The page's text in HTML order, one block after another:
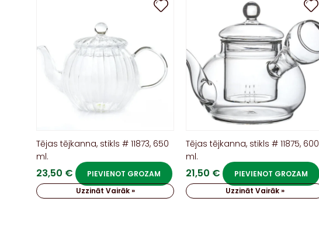
Tējas tējkanna, stikls # 11873, 650
ml.
23,50 €
PIEVIENOT GROZAM
Uzzināt Vairāk »
Tējas tējkanna, stikls # 11875, 600
ml.
21,50 €
PIEVIENOT GROZAM
Uzzināt Vairāk »